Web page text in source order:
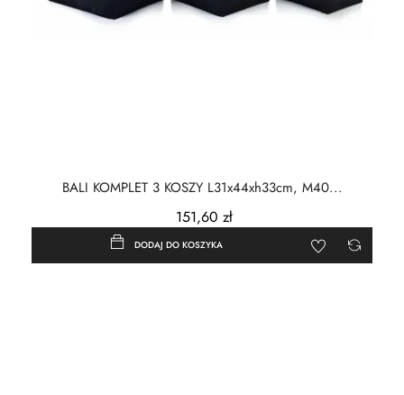
BALI KOMPLET 3 KOSZY L31x44xh33cm, M40...
151,60 zł
DODAJ DO KOSZYKA